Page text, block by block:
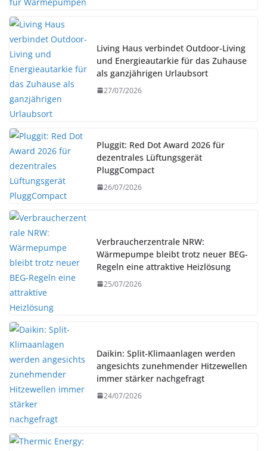
Living Haus verbindet Outdoor-Living
und Energieautarkie für das Zuhause
als ganzjährigen Urlaubsort
27/07/2026
Pluggit: Red Dot Award 2026 für
dezentrales Lüftungsgerät
PluggCompact
26/07/2026
Verbraucherzentrale NRW:
Wärmepumpe bleibt trotz neuer BEG-
Regeln eine attraktive Heizlösung
25/07/2026
Daikin: Split-Klimaanlagen werden
angesichts zunehmender Hitzewellen
immer stärker nachgefragt
24/07/2026